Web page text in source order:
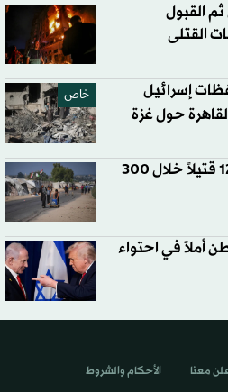
القبول
القتلى
خاص
إسرائيل
حول غزة
4091 انتهاكاً إسرائيلياً و1254 قتيلاً خلال 300
أملاً في احتواء
معنا الأحكام والشروط